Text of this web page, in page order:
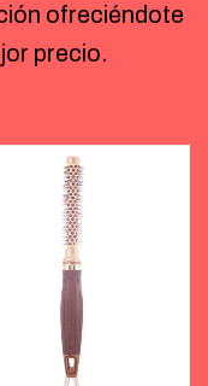
ofreciéndote
precio.